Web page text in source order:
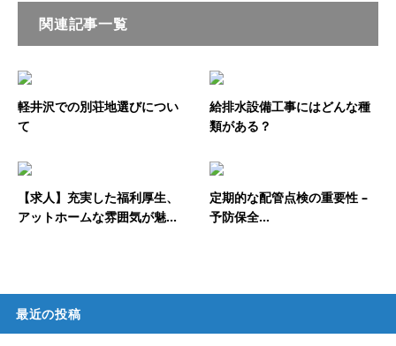
関連記事一覧
軽井沢での別荘地選びについ
て
給排水設備工事にはどんな種
類がある？
【求人】充実した福利厚生、
アットホームな雰囲気が魅...
定期的な配管点検の重要性 –
予防保全...
最近の投稿